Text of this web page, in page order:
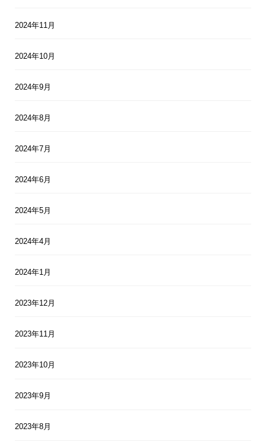
2024年11月
2024年10月
2024年9月
2024年8月
2024年7月
2024年6月
2024年5月
2024年4月
2024年1月
2023年12月
2023年11月
2023年10月
2023年9月
2023年8月